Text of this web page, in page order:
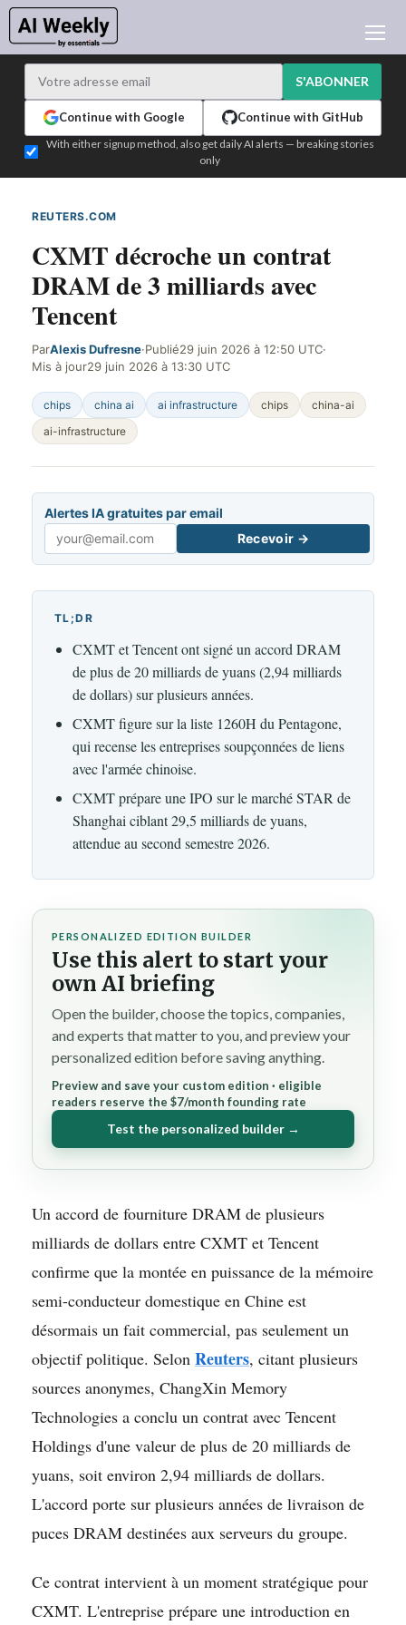
APPRENDRE L'IA
L'ACTU IA DU JOUR
TEST EDITION BUILDER
CONNEXION
S'ABONNER
Continue with Google Continue with GitHub
With either signup method, also get daily AI alerts — breaking stories
only
REUTERS.COM
CXMT décroche un contrat
DRAM de 3 milliards avec
Tencent
ParAlexis Dufresne·Publié29 juin 2026 à 12:50 UTC·
Mis à jour29 juin 2026 à 13:30 UTC
chips china ai ai infrastructure chips
china-ai
ai-infrastructure
Alertes IA gratuites par email
Email
Recevoir →
TL;DR
CXMT et Tencent ont signé un accord DRAM
de plus de 20 milliards de yuans (2,94 milliards
de dollars) sur plusieurs années.
CXMT figure sur la liste 1260H du Pentagone,
qui recense les entreprises soupçonnées de liens
avec l'armée chinoise.
CXMT prépare une IPO sur le marché STAR de
Shanghai ciblant 29,5 milliards de yuans,
attendue au second semestre 2026.
PERSONALIZED EDITION BUILDER
Use this alert to start your
own AI briefing
Open the builder, choose the topics, companies,
and experts that matter to you, and preview your
personalized edition before saving anything.
Preview and save your custom edition · eligible
readers reserve the $7/month founding rate
Test the personalized builder →
Un accord de fourniture DRAM de plusieurs
milliards de dollars entre CXMT et Tencent
confirme que la montée en puissance de la mémoire
semi-conducteur domestique en Chine est
désormais un fait commercial, pas seulement un
objectif politique. Selon Reuters, citant plusieurs
sources anonymes, ChangXin Memory
Technologies a conclu un contrat avec Tencent
Holdings d'une valeur de plus de 20 milliards de
yuans, soit environ 2,94 milliards de dollars.
L'accord porte sur plusieurs années de livraison de
puces DRAM destinées aux serveurs du groupe.
Ce contrat intervient à un moment stratégique pour
CXMT. L'entreprise prépare une introduction en